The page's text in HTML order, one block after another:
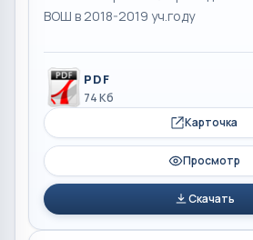
ВОШ в 2018-2019 уч.году
PDF
74 Кб
Карточка
Просмотр
Скачать